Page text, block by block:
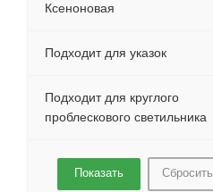
Ксеноновая
Подходит для указок
Подходит для круглого
проблескового светильника
Сбросить